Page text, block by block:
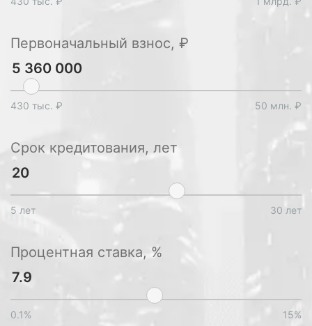
Первоначальный взнос, ₽
430 тыс. ₽ 50 млн. ₽
Срок кредитования, лет
5 лет 30 лет
Процентная ставка, %
0.1% 15%